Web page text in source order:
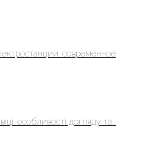
современное
особливості догляду та...